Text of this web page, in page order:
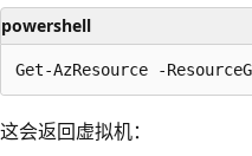
powershell
这会返回虚拟机：